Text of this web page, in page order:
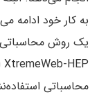
محاسباتی